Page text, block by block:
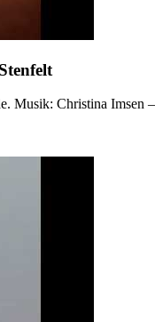
Musik: Christina Imsen